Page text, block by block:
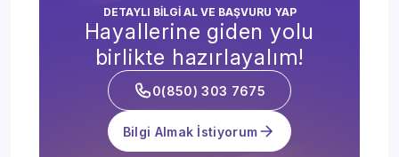
DETAYLI BİLGİ AL VE BAŞVURU YAP
Hayallerine giden yolu
birlikte hazırlayalım!
0(850) 303 7675
Bilgi Almak İstiyorum